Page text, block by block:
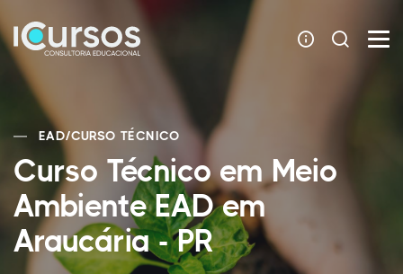
EAD/CURSO TÉCNICO
Curso Técnico em Meio
Ambiente EAD em
Araucária - PR